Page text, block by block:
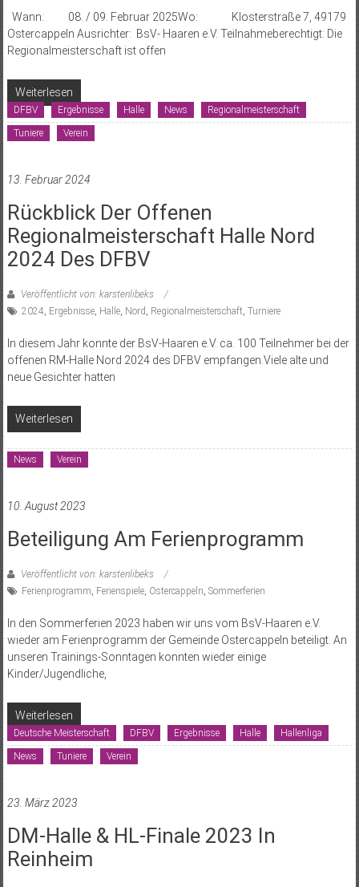
Wann: 08. / 09. Februar 2025Wo: Klosterstraße 7, 49179
Ostercappeln Ausrichter: BsV- Haaren e.V. Teilnahmeberechtigt: Die
Regionalmeisterschaft ist offen
Weiterlesen
DFBV Ergebnisse Halle News Regionalmeisterschaft
Tuniere Verein
13. Februar 2024
Rückblick Der Offenen
Regionalmeisterschaft Halle Nord
2024 Des DFBV
Veröffentlicht von: karstenlibeks
2024 Ergebnisse, Halle, Nord Regionalmeisterschaft Turniere
In diesem Jahr konnte der BsV-Haaren e.V. ca. 100 Teilnehmer bei der
offenen RM-Halle Nord 2024 des DFBV empfangen.Viele alte und
neue Gesichter hatten
Weiterlesen
News Verein
10. August 2023
Beteiligung Am Ferienprogramm
Veröffentlicht von: karstenlibeks
Ferienprogramm Ferienspiele, Ostercappeln Sommerferien
In den Sommerferien 2023 haben wir uns vom BsV-Haaren e.V.
wieder am Ferienprogramm der Gemeinde Ostercappeln beteiligt. An
unseren Trainings-Sonntagen konnten wieder einige
Kinder/Jugendliche,
Weiterlesen
Deutsche Meisterschaft DFBV Ergebnisse Halle Hallenliga
News Tuniere Verein
23. März 2023
DM-Halle & HL-Finale 2023 In
Reinheim